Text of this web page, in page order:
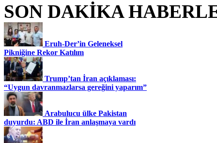
SON DAKİKA
Eruh-Der’in Geleneksel
Pikniğine Rekor Katılım
Trump’tan İran açıklaması:
“Uygun davranmazlarsa gereğini yaparım”
Arabulucu ülke Pakistan
duyurdu: ABD ile İran anlaşmaya vardı